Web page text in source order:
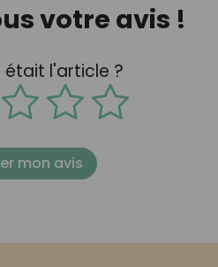
votre avis !
l'article ?
mon avis